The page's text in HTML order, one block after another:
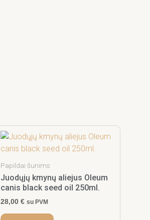
Papildai šunims
Juodųjų kmynų aliejus Oleum
canis black seed oil 250ml.
28,00 € su PVM